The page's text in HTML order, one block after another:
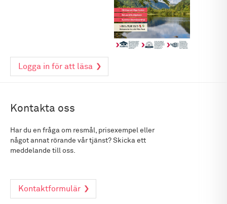
Logga in för att läsa
Kontakta oss
Har du en fråga om resmål, prisexempel eller
något annat rörande vår tjänst? Skicka ett
meddelande till oss.
Kontaktformulär